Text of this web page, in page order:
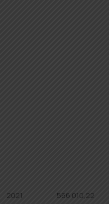
2021 566 010,22